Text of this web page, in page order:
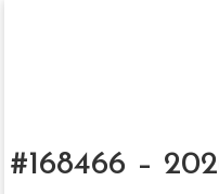
#168466 –